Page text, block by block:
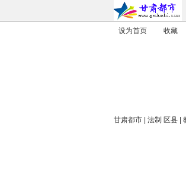
设为首页 收藏
甘肃都市 | 法制 区县 |